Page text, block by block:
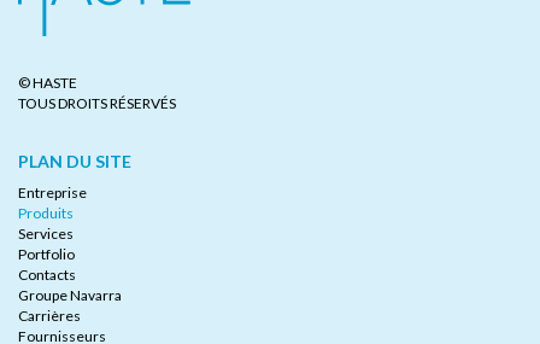
© HASTE
TOUS DROITS RÉSERVÉS
PLAN DU SITE
Entreprise
Produits
Services
Portfolio
Contacts
Groupe Navarra
Carrières
Fournisseurs